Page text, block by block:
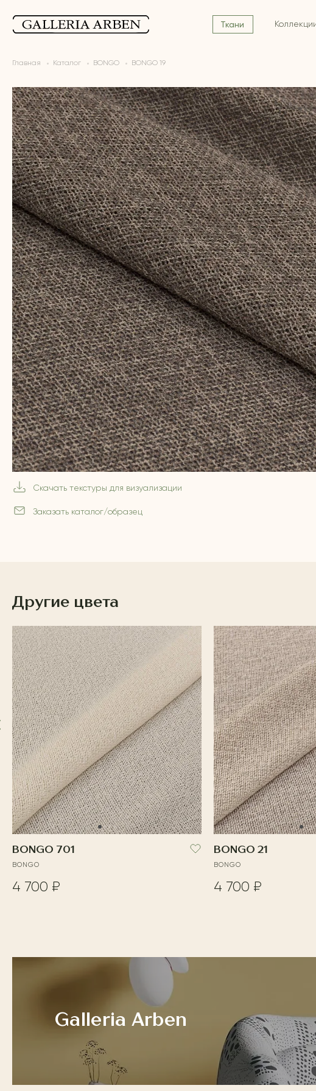
Ткани
Главная Каталог BONGO BONGO 19
Скачать текстуры для визуализации
Заказать каталог/образец
Другие цвета
BONGO 701
BONGO
4 700 ₽
BONGO 21
BONGO
4 700 ₽
Galleria Arben